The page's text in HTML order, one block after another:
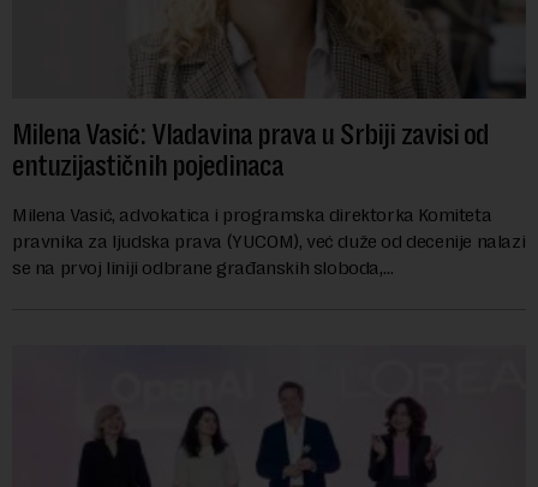
Milena Vasić: Vladavina prava u Srbiji zavisi od
entuzijastičnih pojedinaca
Milena Vasić, advokatica i programska direktorka Komiteta
pravnika za ljudska prava (YUCOM), već duže od decenije nalazi
se na prvoj liniji odbrane građanskih sloboda,